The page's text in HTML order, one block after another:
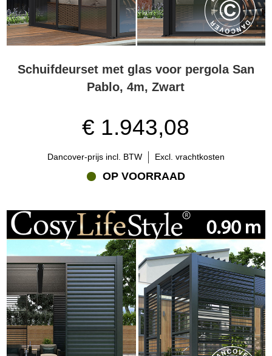
Schuifdeurset met glas voor pergola San
Pablo, 4m, Zwart
€ 1.943,08
Dancover-prijs incl. BTW Excl. vrachtkosten
OP VOORRAAD